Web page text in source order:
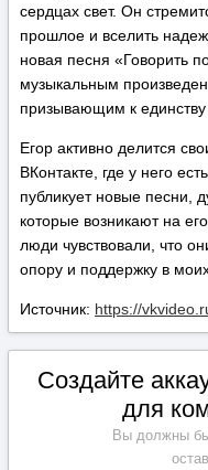
сердцах свет. Он
прошлое и вселить
новая песня «Говорить
музыкальным
призывающим к
Егор активно делится
ВКонтакте, где у него
публикует новые песни,
которые возникают на
люди чувствовали, что
опору и поддержку в
Источник: https://
Создайте
для
Вы должны